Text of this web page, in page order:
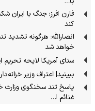
فارن افرز: جنگ با ایران
کند
انصارالله: هرگونه
خواهد شد
سنای آمریکا لایحه تحریم
ببینید| اعتراف وزیر
پاسخ تند سخنگوی وزارت
غنائم ا…